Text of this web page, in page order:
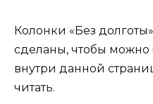
Колонки «Без
сделаны, чтобы можно
внутри данной
читать.